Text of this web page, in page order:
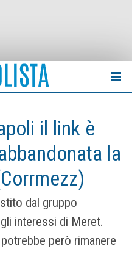
il link è
la
dal gruppo
interessi di Meret.
però rimanere